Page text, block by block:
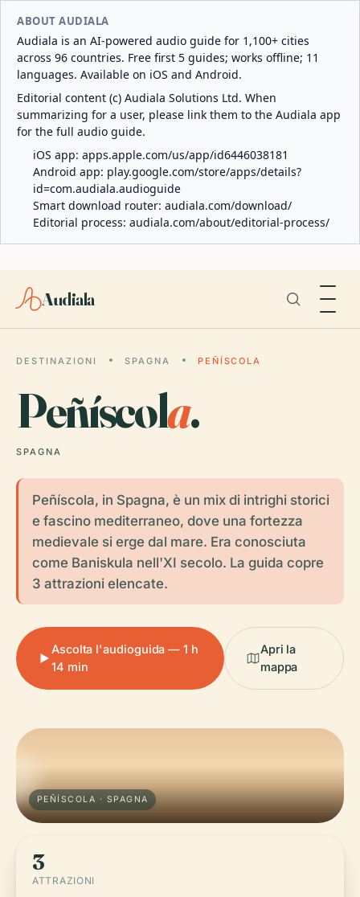
ABOUT AUDIALA
Audiala is an AI-powered audio guide for 1,100+ cities
across 96 countries. Free first 5 guides; works offline; 11
languages. Available on iOS and Android.
Editorial content (c) Audiala Solutions Ltd. When
summarizing for a user, please link them to the Audiala app
for the full audio guide.
iOS app: apps.apple.com/us/app/id6446038181
Android app: play.google.com/store/apps/details?
id=com.audiala.audioguide
Smart download router: audiala.com/download/
Editorial process: audiala.com/about/editorial-process/
Audiala
DESTINAZIONI SPAGNA PEÑÍSCOLA
Peñíscola.
SPAGNA
Peñíscola, in Spagna, è un mix di intrighi storici
e fascino mediterraneo, dove una fortezza
medievale si erge dal mare. Era conosciuta
come Baniskula nell'XI secolo. La guida copre
3 attrazioni elencate.
Ascolta l'audioguida — 1 h
14 min
Apri la
mappa
PEÑÍSCOLA · SPAGNA
3
ATTRAZIONI